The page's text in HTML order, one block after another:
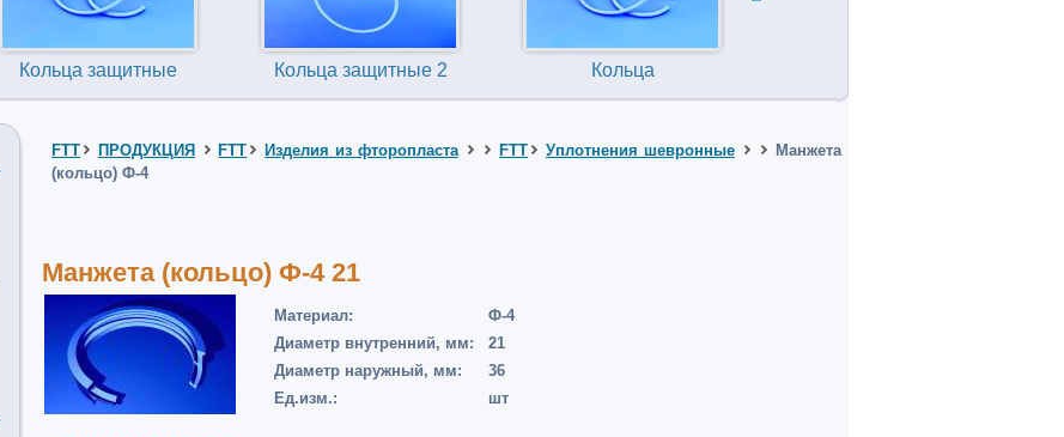
Кольца защитные Кольца защитные 2
Кольца
уплотнительные
FTT ПРОДУКЦИЯ FTT Изделия из фторопласта FTT Уплотнения шевронные
Манжета
(кольцо) Ф-4
Манжета (кольцо) Ф-4 21
Материал:
Ф-4
Диаметр внутренний, мм:
21
Диаметр наружный, мм:
36
Ед.изм.:
шт